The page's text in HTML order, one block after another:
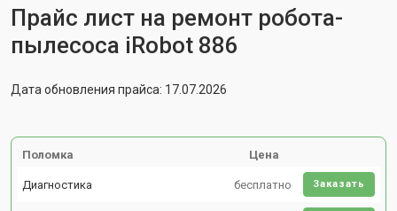
Прайс лист на ремонт робота-
пылесоса iRobot 886
Дата обновления прайса: 17.07.2026
Поломка Цена
Диагностика бесплатно Заказать